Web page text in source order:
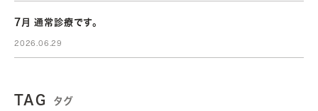
7月 通常診療です。
2026.06.29
TAG タグ